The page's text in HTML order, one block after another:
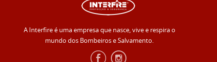
A Interfire é uma empresa que nasce, vive e respira o
mundo dos Bombeiros e Salvamento.